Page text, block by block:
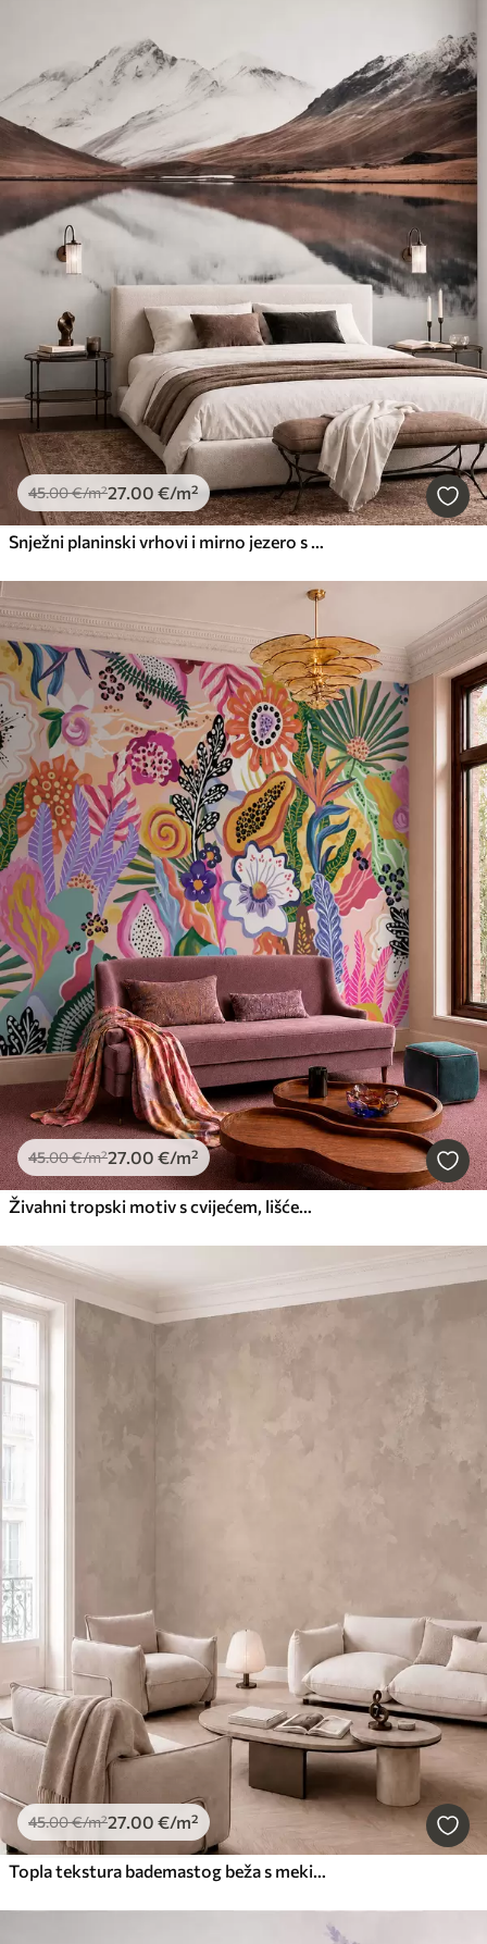
45.00€/m²27.00 €/m²
Snježni planinski vrhovi i mirno jezero s odrazom poput zrcala
45.00€/m²27.00 €/m²
Živahni tropski motiv s cvijećem, lišćem i šarenim voćem
45.00€/m²27.00 €/m²
Topla tekstura bademastog beža s mekim prirodnim tonalnim prijelazima